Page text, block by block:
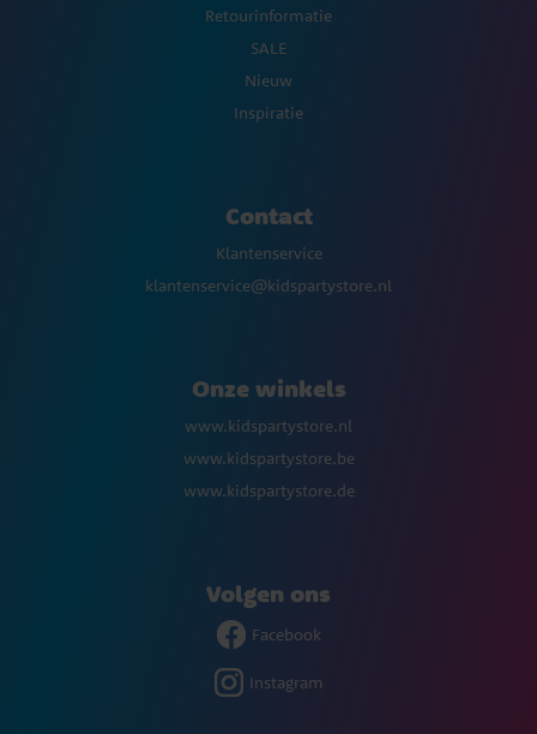
Retourinformatie
SALE
Nieuw
Inspiratie
Contact
Klantenservice
klantenservice@kidspartystore.nl
Onze winkels
www.kidspartystore.nl
www.kidspartystore.be
www.kidspartystore.de
Volgen ons
Facebook
Instagram